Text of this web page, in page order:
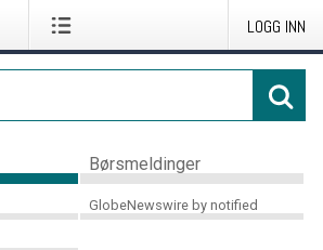
LOGG INN
Børsmeldinger
GlobeNewswire by notified